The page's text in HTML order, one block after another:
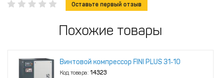
Оставьте первый отзыв
Похожие товары
Винтовой компрессор FINI PLUS 31‑10
Код товара: 14323